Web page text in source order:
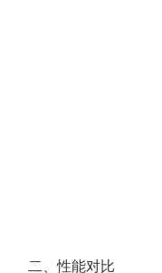
二、性能对比